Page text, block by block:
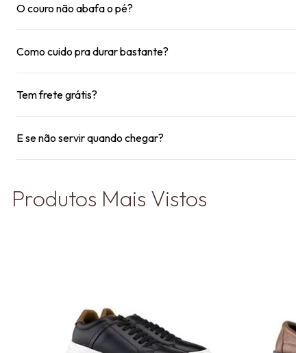
O couro não abafa o pé?
Como cuido pra durar bastante?
Tem frete grátis?
E se não servir quando chegar?
Produtos Mais Vistos